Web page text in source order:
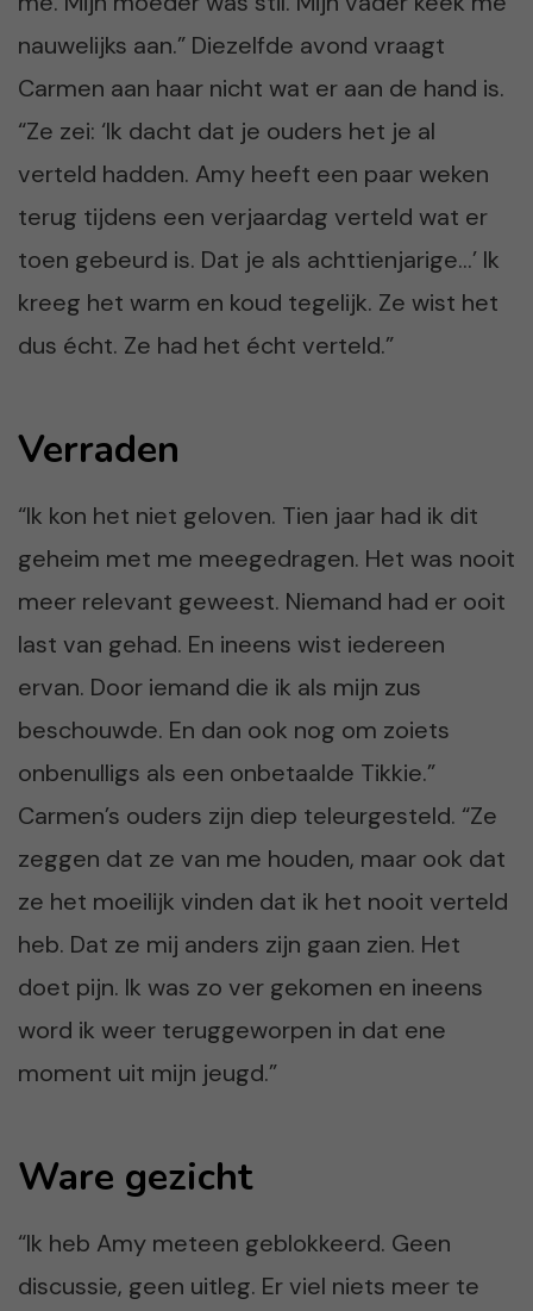
nauwelijks aan.” Diezelfde avond vraagt
Carmen aan haar nicht wat er aan de hand is.
“Ze zei: ‘Ik dacht dat je ouders het je al
verteld hadden. Amy heeft een paar weken
terug tijdens een verjaardag verteld wat er
toen gebeurd is. Dat je als achttienjarige…’ Ik
kreeg het warm en koud tegelijk. Ze wist het
dus écht. Ze had het écht verteld.”
Verraden
“Ik kon het niet geloven. Tien jaar had ik dit
geheim met me meegedragen. Het was nooit
meer relevant geweest. Niemand had er ooit
last van gehad. En ineens wist iedereen
ervan. Door iemand die ik als mijn zus
beschouwde. En dan ook nog om zoiets
onbenulligs als een onbetaalde Tikkie.”
Carmen’s ouders zijn diep teleurgesteld. “Ze
zeggen dat ze van me houden, maar ook dat
ze het moeilijk vinden dat ik het nooit verteld
heb. Dat ze mij anders zijn gaan zien. Het
doet pijn. Ik was zo ver gekomen en ineens
word ik weer teruggeworpen in dat ene
moment uit mijn jeugd.”
Ware gezicht
“Ik heb Amy meteen geblokkeerd. Geen
discussie, geen uitleg. Er viel niets meer te